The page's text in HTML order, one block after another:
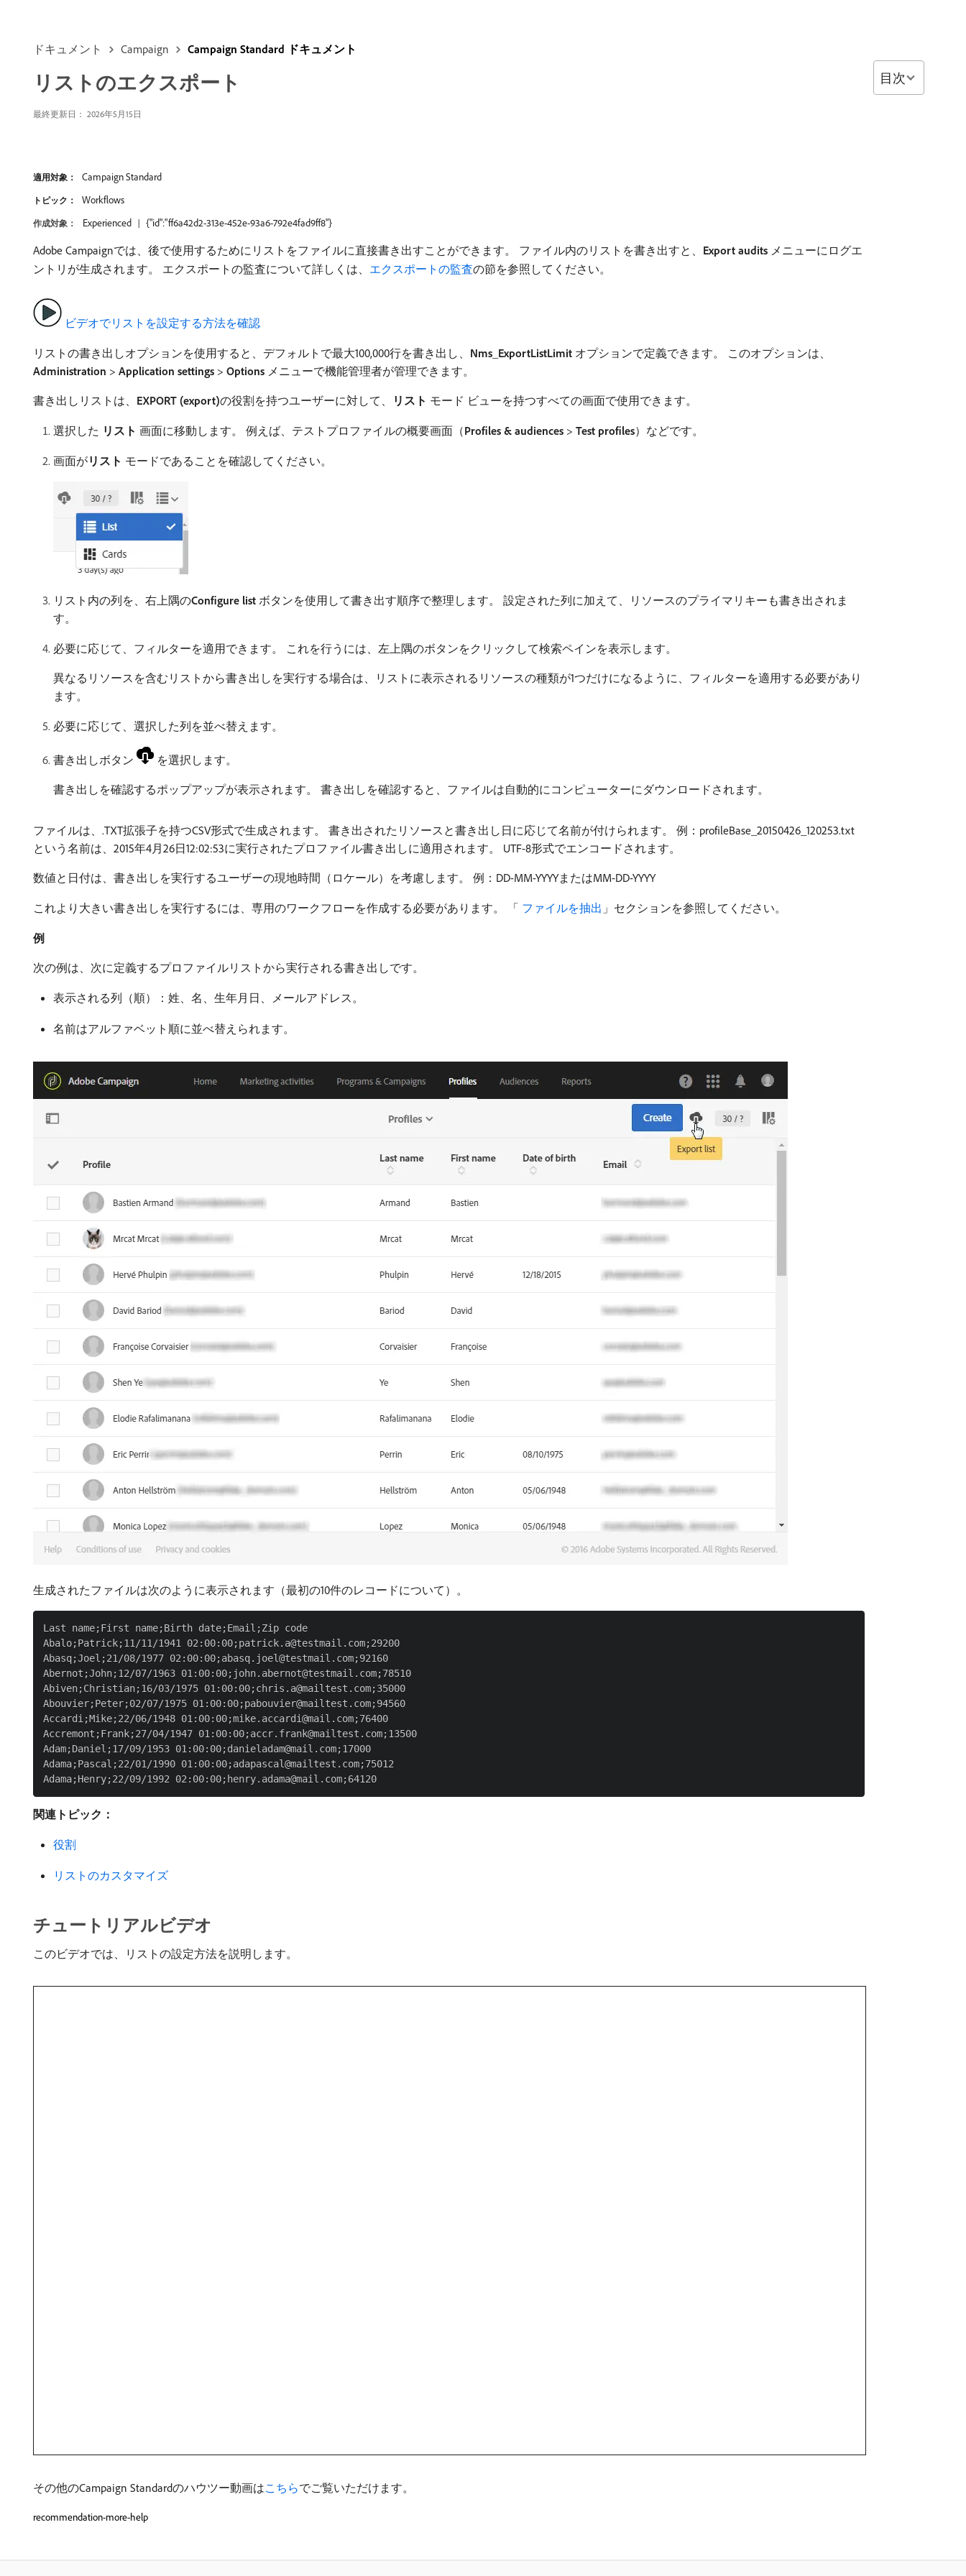
ドキュメント Campaign Campaign Standard ドキュメント
リストのエクスポート
最終更新日： 2026年5月15日
適用対象： Campaign Standard
トピック： Workflows
作成対象： Experienced {"id":"ff6a42d2-313e-452e-93a6-792e4fad9ff8"}
Adobe Campaignでは、後で使用するためにリストをファイルに直接書き出すことができます。 ファイル内のリストを書き出すと、 Export audits メニューにログエ
ントリが生成されます。 エクスポートの監査について詳しくは、 エクスポートの監査の節を参照してください。
​ ビデオでリストを設定する方法を確認
リストの書き出しオプションを使用すると、デフォルトで最大100,000行を書き出し、 Nms_ExportListLimit オプションで定義できます。 このオプションは、
Administration > Application settings > Options メニューで機能管理者が管理できます。
書き出しリストは、 EXPORT (export)​の役割を持つユーザーに対して、 リスト モード ビューを持つすべての画面で使用できます。
選択した​ リスト ​画面に移動します。 例えば、テストプロファイルの概要画面（Profiles & audiences > Test profiles）などです。
画面が​リスト モードであることを確認してください。
リスト内の列を、右上隅の​Configure list ボタンを使用して書き出す順序で整理します。 設定された列に加えて、リソースのプライマリキーも書き出されま
す。
必要に応じて、フィルターを適用できます。 これを行うには、左上隅のボタンをクリックして検索ペインを表示します。
異なるリソースを含むリストから書き出しを実行する場合は、リストに表示されるリソースの種類が1つだけになるように、フィルターを適用する必要があり
ます。
必要に応じて、選択した列を並べ替えます。
書き出しボタン を選択します。
書き出しを確認するポップアップが表示されます。 書き出しを確認すると、ファイルは自動的にコンピューターにダウンロードされます。
ファイルは、.TXT拡張子を持つCSV形式で生成されます。 書き出されたリソースと書き出し日に応じて名前が付けられます。 例：profileBase_20150426_120253.txt
という名前は、2015年4月26日12:02:53に実行されたプロファイル書き出しに適用されます。 UTF-8形式でエンコードされます。
数値と日付は、書き出しを実行するユーザーの現地時間（ロケール）を考慮します。 例：DD-MM-YYYYまたはMM-DD-YYYY
これより大きい書き出しを実行するには、専用のワークフローを作成する必要があります。 「 ​ ファイルを抽出 」セクションを参照してください。
例
次の例は、次に定義するプロファイルリストから実行される書き出しです。
表示される列（順）：姓、名、生年月日、メールアドレス。
名前はアルファベット順に並べ替えられます。
生成されたファイルは次のように表示されます（最初の10件のレコードについて）。
Last name;First name;Birth date;Email;Zip code
Abalo;Patrick;11/11/1941 02:00:00;patrick.a@testmail.com;29200
Abasq;Joel;21/08/1977 02:00:00;abasq.joel@testmail.com;92160
Abernot;John;12/07/1963 01:00:00;john.abernot@testmail.com;78510
Abiven;Christian;16/03/1975 01:00:00;chris.a@mailtest.com;35000
Abouvier;Peter;02/07/1975 01:00:00;pabouvier@mailtest.com;94560
Accardi;Mike;22/06/1948 01:00:00;mike.accardi@mail.com;76400
Accremont;Frank;27/04/1947 01:00:00;accr.frank@mailtest.com;13500
Adam;Daniel;17/09/1953 01:00:00;danieladam@mail.com;17000
Adama;Pascal;22/01/1990 01:00:00;adapascal@mailtest.com;75012
関連トピック：
役割
リストのカスタマイズ
チュートリアルビデオ
このビデオでは、リストの設定方法を説明します。
その他のCampaign Standardのハウツー動画はこちらでご覧いただけます。
recommendation-more-help
目次